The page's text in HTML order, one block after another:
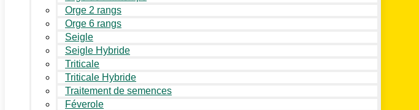
Orge 2 rangs
Orge 6 rangs
Seigle
Seigle Hybride
Triticale
Triticale Hybride
Traitement de semences
Féverole